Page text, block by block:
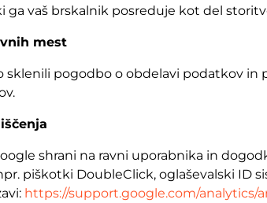
ga vaš brskalnik posreduje kot del
mest
sklenili pogodbo o obdelavi podatkov in
shrani na ravni uporabnika in
piškotki DoubleClick, oglaševalski ID
https://support.google.com/analytics/